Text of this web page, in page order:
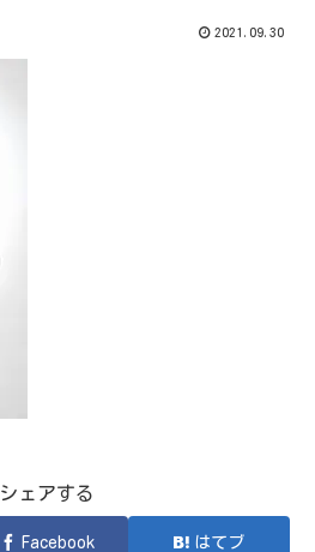
2021.09.30
シェアする
Facebook はてブ